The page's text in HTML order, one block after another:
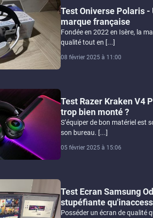
Test Oniverse Polaris
marque française
Fondée en 2022 en Isère, la
qualité tout en [...]
08 février 2025 à 11:00
Test Razer Kraken V4
trop bien monté ?
S’équiper de bon matériel est
son bureau. [...]
05 février 2025 à 15:06
Test Ecran Samsung
stupéfiante
Posséder un écran de qualité